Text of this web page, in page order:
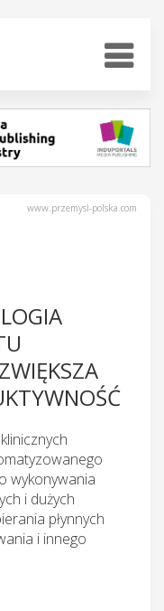
www.przemysl-polska.com
wykonywania
i dużych
płynnych
i innego